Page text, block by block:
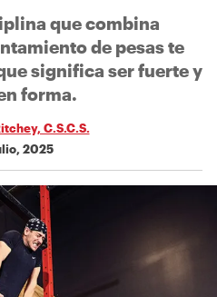
que combina
de pesas te
significa ser fuerte y
forma.
C.S.C.S.
2025